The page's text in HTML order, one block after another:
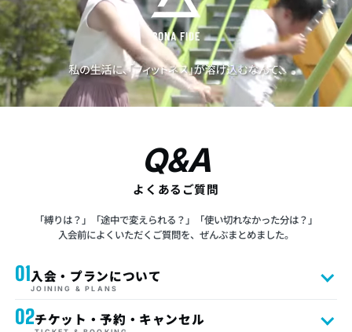
Q&A
よくあるご質問
「縛りは？」「途中で変えられる？」「使い切れなかった分は？」
入会前によくいただくご質問を、ぜんぶまとめました。
01入会・プランについて
JOINING & PLANS
02チケット・予約・キャンセル